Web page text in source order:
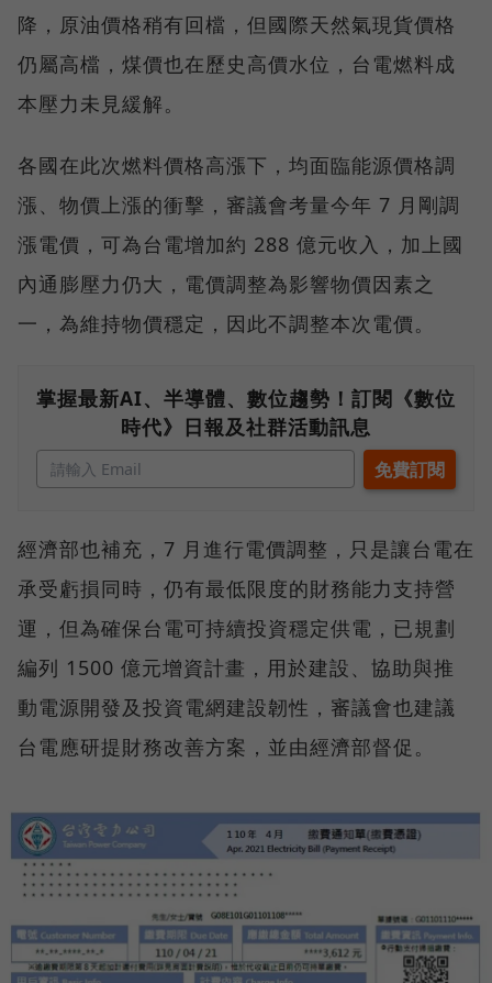
降，原油價格稍有回檔，但國際天然氣現貨價格
仍屬高檔，煤價也在歷史高價水位，台電燃料成
本壓力未見緩解。
各國在此次燃料價格高漲下，均面臨能源價格調
漲、物價上漲的衝擊，審議會考量今年 7 月剛調
漲電價，可為台電增加約 288 億元收入，加上國
內通膨壓力仍大，電價調整為影響物價因素之
一，為維持物價穩定，因此不調整本次電價。
掌握最新AI、半導體、數位趨勢！訂閱《數位
時代》日報及社群活動訊息
經濟部也補充，7 月進行電價調整，只是讓台電在
承受虧損同時，仍有最低限度的財務能力支持營
運，但為確保台電可持續投資穩定供電，已規劃
編列 1500 億元增資計畫，用於建設、協助與推
動電源開發及投資電網建設韌性，審議會也建議
台電應研提財務改善方案，並由經濟部督促。